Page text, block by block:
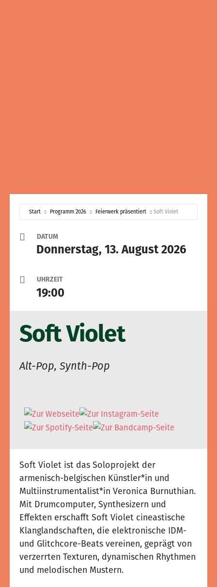
Start Programm 2026 Feierwerk präsentiert Soft Violet
DATUM
Donnerstag, 13. August 2026
UHRZEIT
19:00
Soft Violet
Alt-Pop, Synth-Pop
Soft Violet ist das Soloprojekt der
armenisch-belgischen Künstler*in und
Multiinstrumentalist*in Veronica Burnuthian.
Mit Drumcomputer, Synthesizern und
Effekten erschafft Soft Violet cineastische
Klanglandschaften, die elektronische IDM-
und Glitchcore-Beats vereinen, geprägt von
verzerrten Texturen, dynamischen Rhythmen
und melodischen Mustern.